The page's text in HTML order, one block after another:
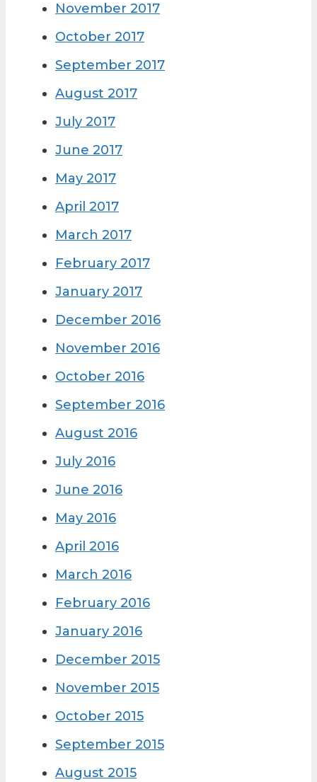
November 2017
October 2017
September 2017
August 2017
July 2017
June 2017
May 2017
April 2017
March 2017
February 2017
January 2017
December 2016
November 2016
October 2016
September 2016
August 2016
July 2016
June 2016
May 2016
April 2016
March 2016
February 2016
January 2016
December 2015
November 2015
October 2015
September 2015
August 2015